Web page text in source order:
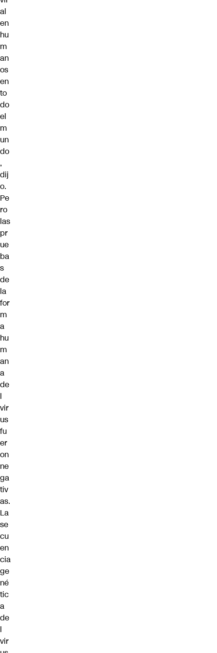
al
en
hu
m
an
os
en
to
do
el
m
un
do
,
dij
o.
Pe
ro
las
pr
ue
ba
s
de
la
for
m
a
hu
m
an
a
de
l
vir
us
fu
er
on
ne
ga
tiv
as.
La
se
cu
en
cia
ge
né
tic
a
de
l
vir